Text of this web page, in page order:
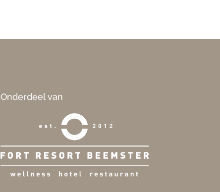
Onderdeel van